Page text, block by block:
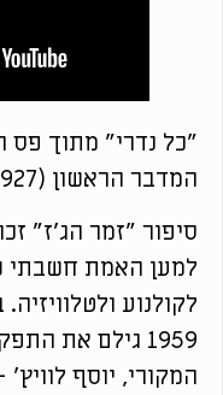
"כל נדרי" מתוך
המדבר הראשון (1927)
סיפור "זמר הג'ז"
למען האמת חשבתי
לקולנוע
1959 גילם את התפקיד הראשי
המקורי, יוסף